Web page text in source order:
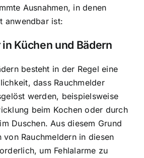
Ausnahmen, in denen
anwendbar ist:
Küchen und Bädern
besteht in der Regel eine
dass Rauchmelder
werden, beispielsweise
beim Kochen oder durch
Duschen. Aus diesem Grund
von Rauchmeldern in diesen
um Fehlalarme zu